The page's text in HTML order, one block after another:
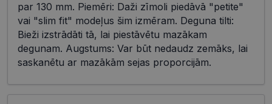
par 130 mm. Piemēri: Daži zīmoli piedāvā "petite"
vai "slim fit" modeļus šim izmēram. Deguna tilti:
Bieži izstrādāti tā, lai piestāvētu mazākam
degunam. Augstums: Var būt nedaudz zemāks, lai
saskanētu ar mazākām sejas proporcijām.